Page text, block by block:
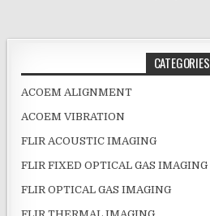
CATEGORIES
ACOEM ALIGNMENT
ACOEM VIBRATION
FLIR ACOUSTIC IMAGING
FLIR FIXED OPTICAL GAS IMAGING
FLIR OPTICAL GAS IMAGING